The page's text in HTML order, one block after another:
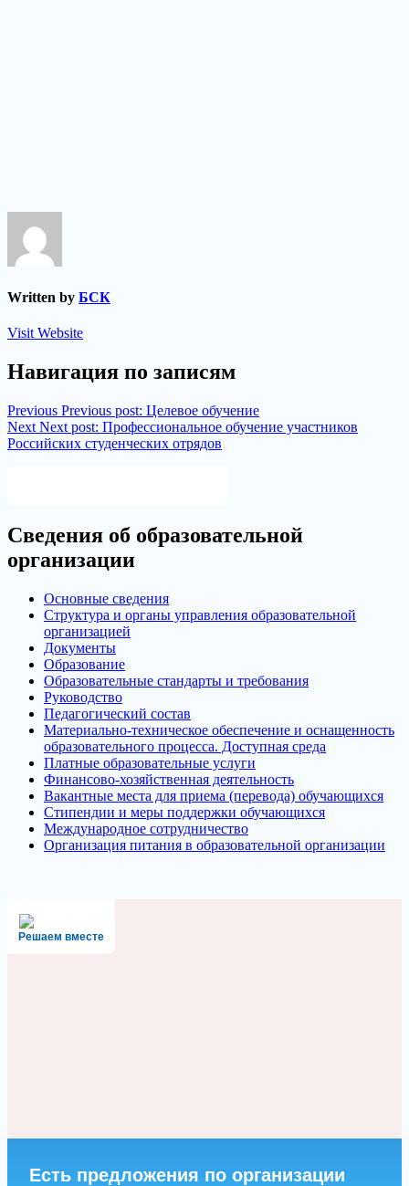
Written by БСК
Visit Website
Навигация по записям
Previous Previous post: Целевое обучение
Next Next post: Профессиональное обучение участников
Российских студенческих отрядов
Сведения об образовательной
организации
Основные сведения
Структура и органы управления образовательной
организацией
Документы
Образование
Образовательные стандарты и требования
Руководство
Педагогический состав
Материально-техническое обеспечение и оснащенность
образовательного процесса. Доступная среда
Платные образовательные услуги
Финансово-хозяйственная деятельность
Вакантные места для приема (перевода) обучающихся
Стипендии и меры поддержки обучающихся
Международное сотрудничество
Организация питания в образовательной организации
Решаем вместе
Есть предложения по организации